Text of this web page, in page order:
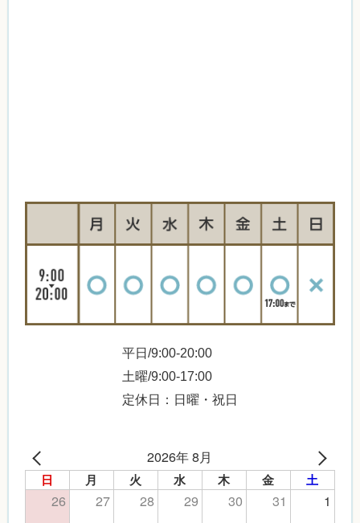
平日/9:00-20:00
土曜/9:00-17:00
定休日：日曜・祝日
2026年 8月
日 月 火 水 木 金 土
26 27 28 29 30 31 1